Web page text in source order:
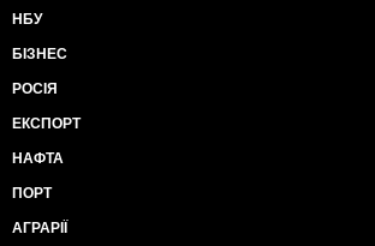
НБУ
БІЗНЕС
РОСІЯ
ЕКСПОРТ
НАФТА
ПОРТ
АГРАРІЇ